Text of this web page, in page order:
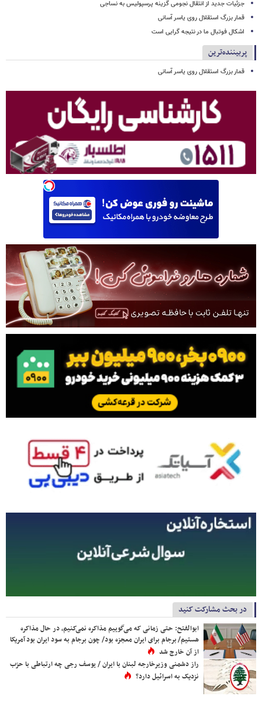
جزئیات جدید از انتقال نجومی گزینه پرسپولیس به نساجی
قمار بزرگ استقلال روی یاسر آسانی
اشکال فوتبال ما در نتیجه گرایی است
پربیننده‌ترین
قمار بزرگ استقلال روی یاسر آسانی
در بحث مشارکت کنید
ابوالفتح: حتی زمانی که می‌گوییم مذاکره نمی‌کنیم، در حال مذاکره
هستیم/ برجام برای ایران معجزه بود/ چون برجام به سود ایران بود آمریکا
از آن خارج شد
راز دشمنی وزیرخارجه لبنان با ایران / یوسف رجی چه ارتباطی با حزب
نزدیک به اسرائیل دارد؟